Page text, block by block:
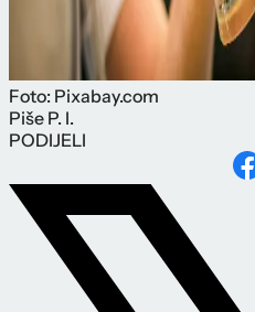
Foto: Pixabay.com
Piše P. I.
PODIJELI